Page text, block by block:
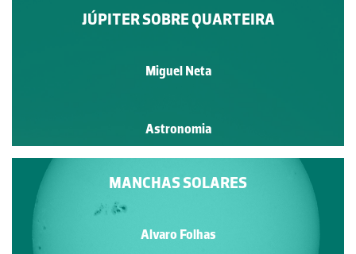
JÚPITER SOBRE QUARTEIRA
Miguel Neta
Astronomia
MANCHAS SOLARES
Alvaro Folhas